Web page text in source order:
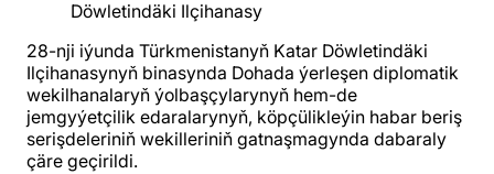
Döwletindäki Ilçihanasy
28-nji iýunda Türkmenistanyň Katar Döwletindäki
Ilçihanasynyň binasynda Dohada ýerleşen diplomatik
wekilhanalaryň ýolbaşçylarynyň hem-de
jemgyýetçilik edaralarynyň, köpçülikleýin habar beriş
serişdeleriniň wekilleriniň gatnaşmagynda dabaraly
çäre geçirildi.